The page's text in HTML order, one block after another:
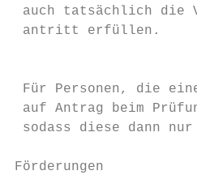
auch tatsächlich die
antritt erfüllen.
Für Personen, die
auf Antrag beim
sodass diese dann
Förderungen